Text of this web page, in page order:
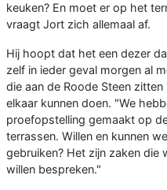
keuken? En moet er op het
vraagt Jort zich allemaal af.
Hij hoopt dat het een dezer
zelf in ieder geval morgen al
die aan de Roode Steen
elkaar kunnen doen. "We
proefopstelling gemaakt op
terrassen. Willen en kunnen
gebruiken? Het zijn zaken die
willen bespreken."